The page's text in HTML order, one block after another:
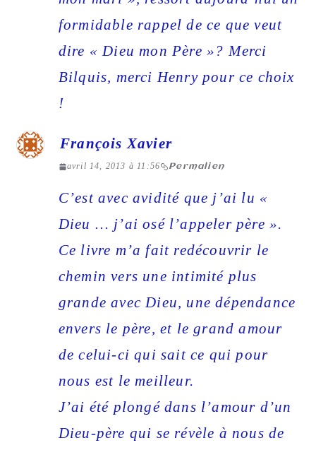
formidable rappel de ce que veut
dire « Dieu mon Père »? Merci
Bilquis, merci Henry pour ce choix
!
François Xavier
avril 14, 2013 à 11:56 Permalien
C’est avec avidité que j’ai lu «
Dieu … j’ai osé l’appeler père ».
Ce livre m’a fait redécouvrir le
chemin vers une intimité plus
grande avec Dieu, une dépendance
envers le père, et le grand amour
de celui-ci qui sait ce qui pour
nous est le meilleur.
J’ai été plongé dans l’amour d’un
Dieu-père qui se révèle à nous de